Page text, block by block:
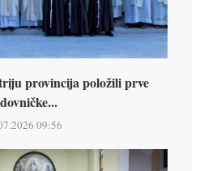
provincija položili prve
09:56